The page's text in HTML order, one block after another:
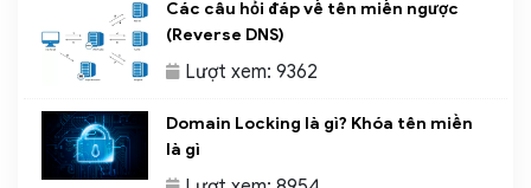
Các câu hỏi đáp về tên miền ngược
(Reverse DNS)
Lượt xem: 9362
Domain Locking là gì? Khóa tên miền
là gì